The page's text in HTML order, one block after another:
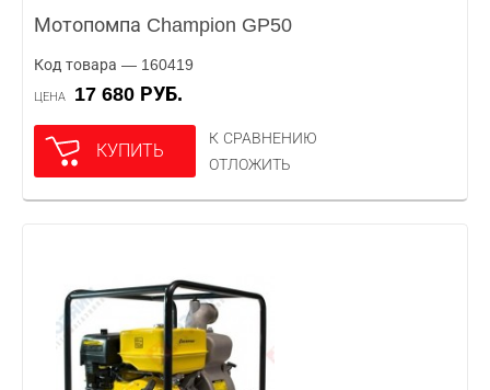
Мотопомпа Champion GP50
Код товара — 160419
ЦЕНА 17 680 РУБ.
КУПИТЬ
К СРАВНЕНИЮ
ОТЛОЖИТЬ